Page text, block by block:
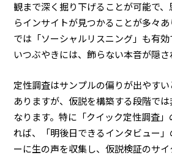
観まで深く掘り下げることが可能で
らインサイトが見つかることが多々
では「ソーシャルリスニング」も有
いつぶやきには、飾らない本音が隠さ
定性調査はサンプルの偏りが出やす
ありますが、仮説を構築する段階で
なります。特に「クイック定性調査
れば、「明後日できるインタビュー
ーに生の声を収集し、仮説検証のサ